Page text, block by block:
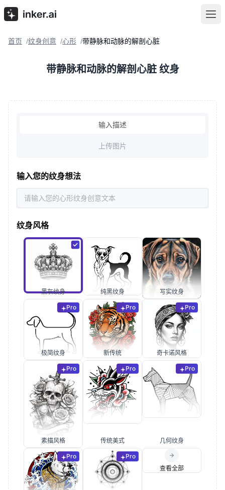
首页 /纹身创意 /心形 /带静脉和动脉的解剖心脏
带静脉和动脉的解剖心脏 纹身
输入描述
上传图片
输入您的纹身想法
纹身风格
黑灰纹身 纯黑纹身 写实纹身
Pro
极简纹身
Pro
新传统
Pro
奇卡诺风格
Pro
素描风格
Pro
传统美式
Pro
几何纹身
Pro Pro
查看全部